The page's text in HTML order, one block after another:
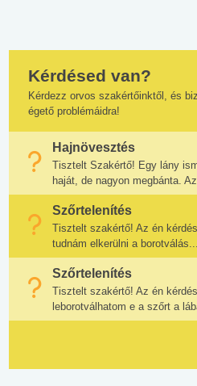
Kérdésed van?
Kérdezz orvos szakértőinktől, és
égető problémáidra!
Hajnövesztés
Tisztelt Szakértő! Egy lány
haját, de nagyon megbánta.
Szőrtelenítés
Tisztelt szakértő! Az én
tudnám elkerülni a borotválás...
Szőrtelenítés
Tisztelt szakértő! Az én
leborotválhatom e a szőrt a